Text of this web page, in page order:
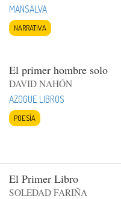
MANSALVA
NARRATIVA
El primer hombre solo
DAVID NAHÓN
AZOGUE LIBROS
POESÍA
El Primer Libro
SOLEDAD FARIÑA